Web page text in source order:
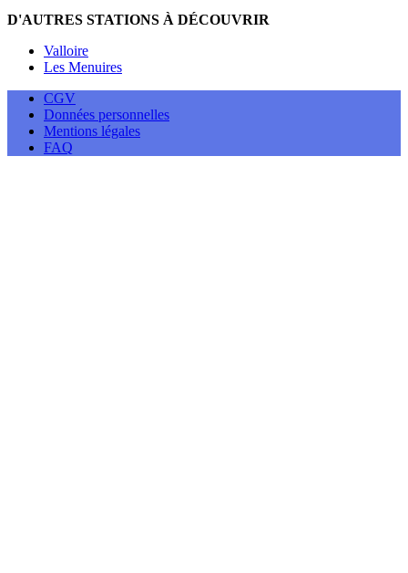
D'AUTRES STATIONS À DÉCOUVRIR
Valloire
Les Menuires
CGV
Données personnelles
Mentions légales
FAQ